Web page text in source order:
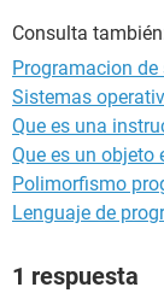
Consulta
Programacion
Sistemas
Que es una
Que es un objeto
Polimorfismo
Lenguaje de
1 respuesta